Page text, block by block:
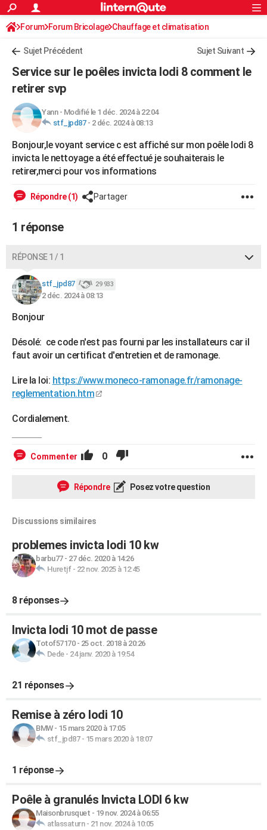
ACTUALITÉS
Politique
Société
Faits Divers
Education
Monde
Villes
+
Programme TV
Streaming
Cinéma
Sorties cinéma
Musique
FINANCE
Retraite
Impôts
Epargne
Immobilier
Risques naturels par ville
Banque
Assurance
Crédit
AUTO
Réserver un essai
Citadines
Forum auto
Mobiles
Meilleur smartphone
Internet
Ordinateurs
Jeux vidéo
Guide high-tech
+BRICOLAGE
Art de vivre
Bien-être
Loisirs
Mode
Modes de vie
SANTE
Alimentation
Guide de la santé
Maladies
Médicaments
Sommeil
VOYAGE
Destinations
City break
Voyage nature
Voyage de noces
Forum
Climat
PHOTO
GUIDES D'ACHAT
CARTE DE VOEUX
Carte de Noël
Carte Bonne année
Carte Saint-Valentin
Carte Pâques
Carte d'anniversaire
DICTIONNAIRE
Dictionnaire
Biographies
Citations
Expressions
Proverbes
S'inscrire
Se connecter
Lycées
Collèges
Primaires
Universités
Entreprises
Service militaire
Avis de recherche
AVIS DE DÉCÈS
Rechercher
S'inscrire
Connexion
Forum Forum Bricolage Chauffage et climatisation
Chauffage bois/pellet/granulés
Sujet Précédent Sujet Suivant
Service sur le poêles invicta lodi 8 comment le
retirer svp
Yann- Modifié le 1 déc. 2024 à 22:04
stf_jpd87- 2 déc. 2024 à 08:13
Bonjour,le voyant service c est affiché sur mon poêle lodi 8
invicta le nettoyage a été effectué je souhaiterais le
retirer,merci pour vos informations
Répondre (1) Partager
1 réponse
RÉPONSE 1 / 1
stf_jpd87 29 933
2 déc. 2024 à 08:13
Bonjour
Désolé: ce code n'est pas fourni par les installateurs car il
faut avoir un certificat d'entretien et de ramonage.
Lire la loi: https://www.moneco-ramonage.fr/ramonage-
reglementation.htm
Cordialement.
Commenter 0
Répondre Posez votre question
Discussions similaires
problemes invicta lodi 10 kw
barbu77- 27 déc. 2020 à 14:26
Huretjf- 22 nov. 2025 à 12:45
8 réponses
Invicta lodi 10 mot de passe
Totof57170- 25 oct. 2018 à 20:26
Dede- 24 janv. 2020 à 19:54
21 réponses
Remise à zéro lodi 10
BMW- 15 mars 2020 à 17:05
stf_jpd87- 15 mars 2020 à 18:07
1 réponse
Poêle à granulés Invicta LODI 6 kw
Maisonbrusquet - 19 nov. 2024 à 06:55
atlassaturn- 21 nov. 2024 à 10:05